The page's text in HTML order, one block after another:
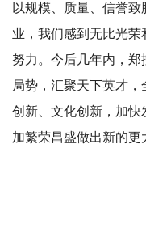
以规模、质量、信誉
业，我们感到无比光
努力。今后几年内，
局势，汇聚天下英才
创新、文化创新，加
加繁荣昌盛做出新的更